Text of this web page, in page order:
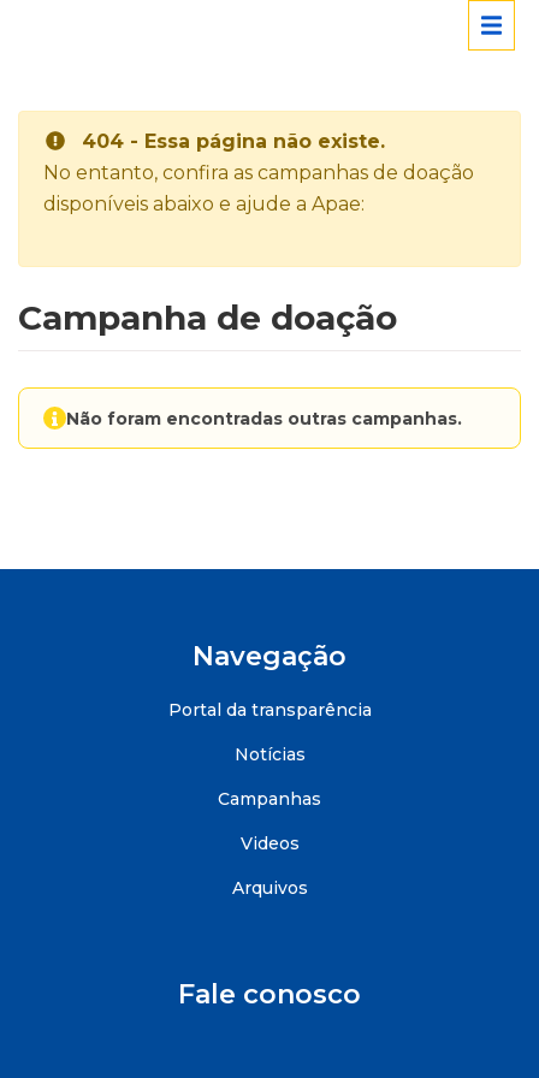
404 - Essa página não existe.
No entanto, confira as campanhas de doação
disponíveis abaixo e ajude a Apae:
Campanha de doação
Não foram encontradas outras campanhas.
Navegação
Portal da transparência
Notícias
Campanhas
Videos
Arquivos
Fale conosco